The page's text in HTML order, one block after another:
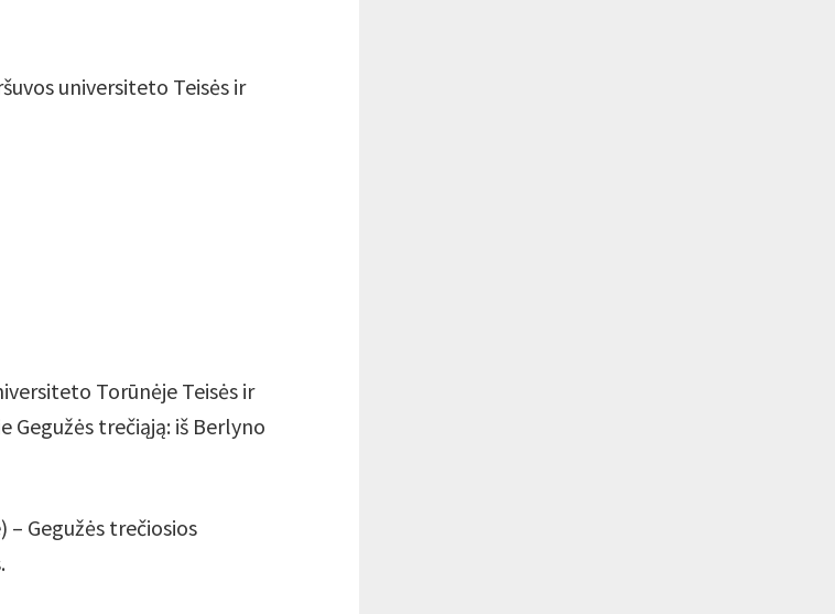
universiteto Teisės ir
Torūnėje Teisės ir
trečiąją: iš Berlyno
– Gegužės trečiosios